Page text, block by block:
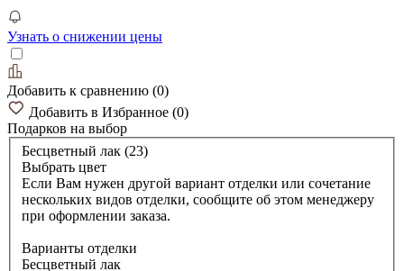
Узнать о снижении цены
Добавить к сравнению (0)
Добавить в Избранное (0)
Подарков на выбор
Бесцветный лак (23)
Выбрать цвет
Если Вам нужен другой вариант отделки или сочетание
нескольких видов отделки, сообщите об этом менеджеру
при оформлении заказа.
Варианты отделки
Бесцветный лак